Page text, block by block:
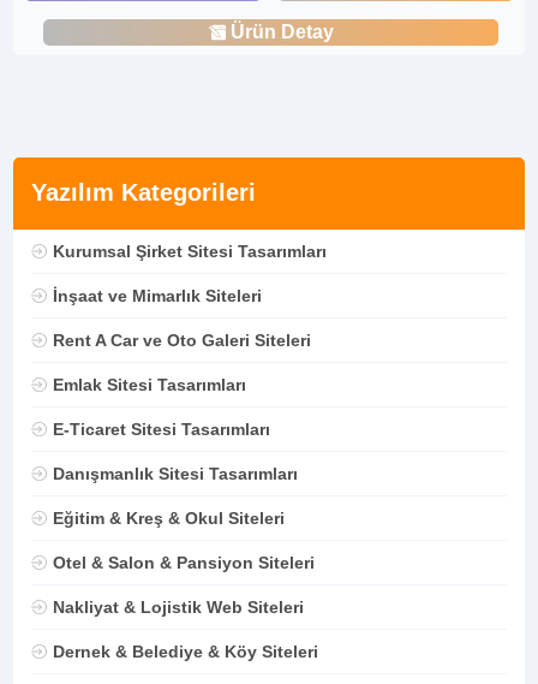
Yazılım Kategorileri
Kurumsal Şirket Sitesi Tasarımları
İnşaat ve Mimarlık Siteleri
Rent A Car ve Oto Galeri Siteleri
Emlak Sitesi Tasarımları
E-Ticaret Sitesi Tasarımları
Danışmanlık Sitesi Tasarımları
Eğitim & Kreş & Okul Siteleri
Otel & Salon & Pansiyon Siteleri
Nakliyat & Lojistik Web Siteleri
Dernek & Belediye & Köy Siteleri
Ürün Detay